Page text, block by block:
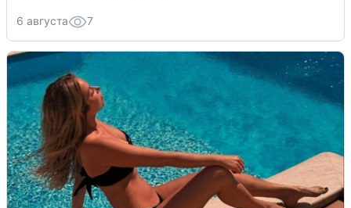
6 августа 7